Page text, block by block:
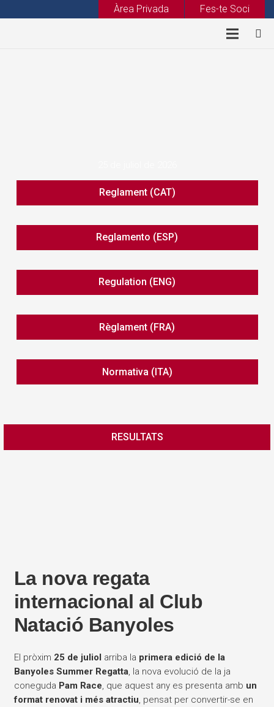
Àrea Privada Fes-te Soci
Reglament (CAT)
Reglamento (ESP)
Regulation (ENG)
Règlament (FRA)
Normativa (ITA)
RESULTATS
La nova regata
internacional al Club
Natació Banyoles
El pròxim 25 de juliol arriba la primera edició de la
Banyoles Summer Regatta, la nova evolució de la ja
coneguda Pam Race, que aquest any es presenta amb un
format renovat i més atractiu, pensat per convertir-se en